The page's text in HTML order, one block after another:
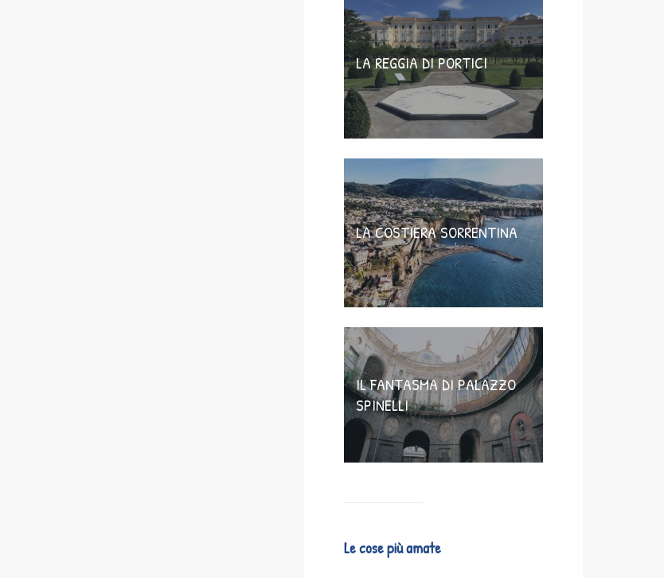
LA REGGIA DI PORTICI
LA COSTIERA SORRENTINA
IL FANTASMA DI PALAZZO
SPINELLI
Le cose più amate